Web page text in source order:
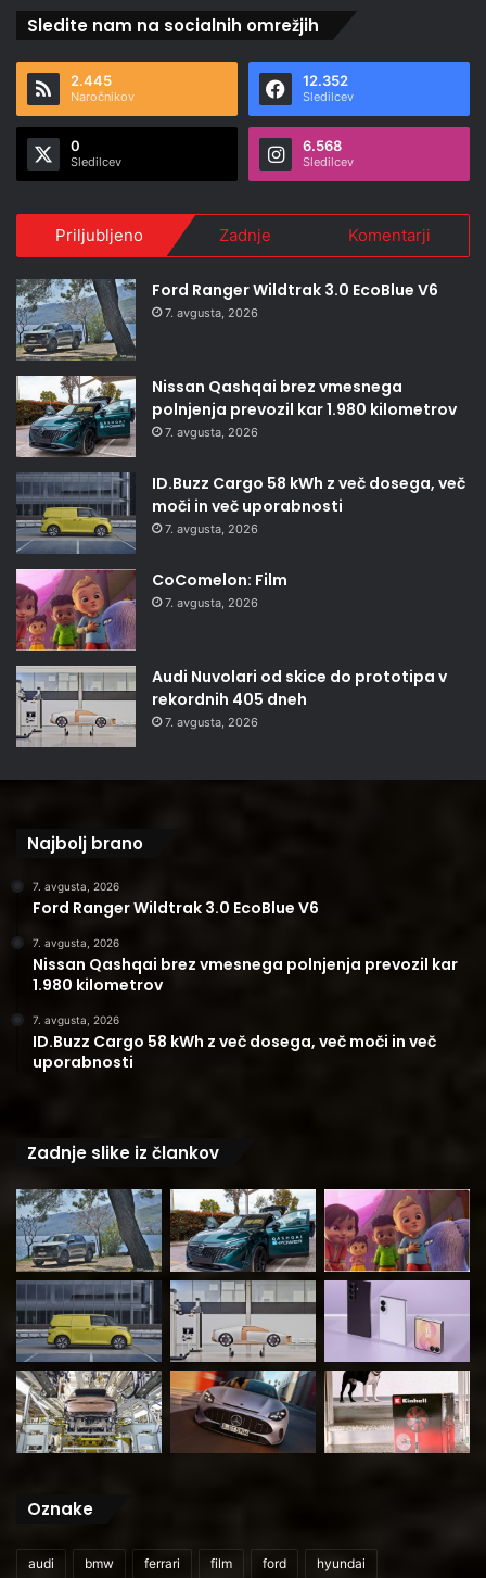
Sledite nam na socialnih omrežjih
2.445
Naročnikov
12.352
Sledilcev
0
Sledilcev
6.568
Sledilcev
Priljubljeno Zadnje Komentarji
Ford Ranger Wildtrak 3.0 EcoBlue V6
7. avgusta, 2026
Nissan Qashqai brez vmesnega
polnjenja prevozil kar 1.980 kilometrov
7. avgusta, 2026
ID.Buzz Cargo 58 kWh z več dosega, več
moči in več uporabnosti
7. avgusta, 2026
CoComelon: Film
7. avgusta, 2026
Audi Nuvolari od skice do prototipa v
rekordnih 405 dneh
7. avgusta, 2026
Najbolj brano
7. avgusta, 2026
Ford Ranger Wildtrak 3.0 EcoBlue V6
7. avgusta, 2026
Nissan Qashqai brez vmesnega polnjenja prevozil kar
1.980 kilometrov
7. avgusta, 2026
ID.Buzz Cargo 58 kWh z več dosega, več moči in več
uporabnosti
Zadnje slike iz člankov
Oznake
audi bmw ferrari film ford hyundai